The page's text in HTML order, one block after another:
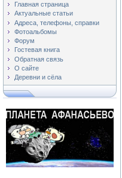
Главная страница
Актуальные статьи
Адреса, телефоны, справки
Фотоальбомы
Форум
Гостевая книга
Обратная связь
О сайте
Деревни и сёла